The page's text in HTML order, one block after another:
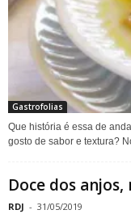
Gastrofolias
Que história é essa de
gosto de sabor e textura?
Doce dos
RDJ - 31/05/2019